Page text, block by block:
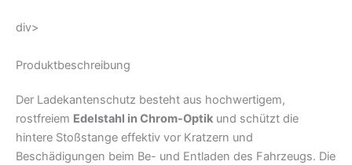
div>
Produktbeschreibung
Der Ladekantenschutz besteht aus hochwertigem,
rostfreiem Edelstahl in Chrom-Optik und schützt die
hintere Stoßstange effektiv vor Kratzern und
Beschädigungen beim Be- und Entladen des Fahrzeugs. Die